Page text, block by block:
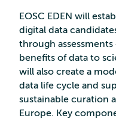
EOSC EDEN will
digital data
through
benefits of data to
will also create a
data life cycle and
sustainable curation
Europe. Key